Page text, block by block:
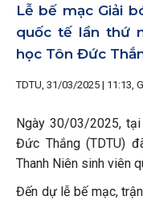
Lễ bế mạc Giải
quốc tế lần thứ
học Tôn Đức
TDTU, 31/03/2025 | 11:13,
Ngày 30/03/2025,
Đức Thắng (TDTU)
Thanh Niên sinh viên
Đến dự lễ bế mạc,